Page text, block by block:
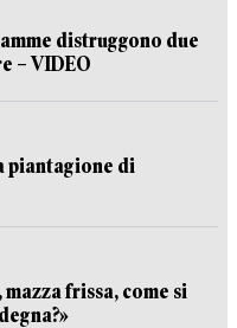
distruggono due
– VIDEO
piantagione di
frissa, come si